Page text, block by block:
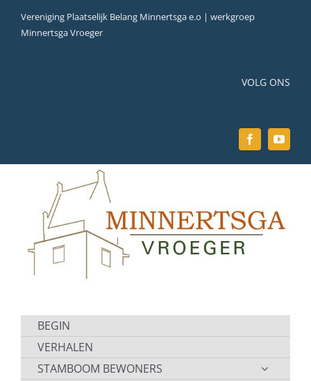
naar
Vereniging Plaatselijk Belang Minnertsga e.o | werkgroep
Minnertsga Vroeger
VOLG ONS
BEGIN
VERHALEN
STAMBOOM BEWONERS